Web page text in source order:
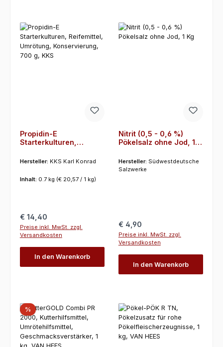
Propidin-E
Starterkulturen,
Konservierung, 700 g,
Hersteller: KKS Karl Konrad
Inhalt: 0.7 kg (€ 20,57 / 1 kg)
Regulärer Preis:
€ 14,40
Preise inkl. MwSt. zzgl.
Versandkosten
In den Warenkorb
Nitrit (0,5 - 0,6 %)
Pökelsalz ohne Jod, 1
Hersteller: Südwestdeutsche
Salzwerke
Regulärer Preis:
€ 4,90
Preise inkl. MwSt. zzgl.
Versandkosten
In den Warenkorb
%Rabatt